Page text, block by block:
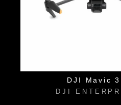
DJI Mavic
DJI